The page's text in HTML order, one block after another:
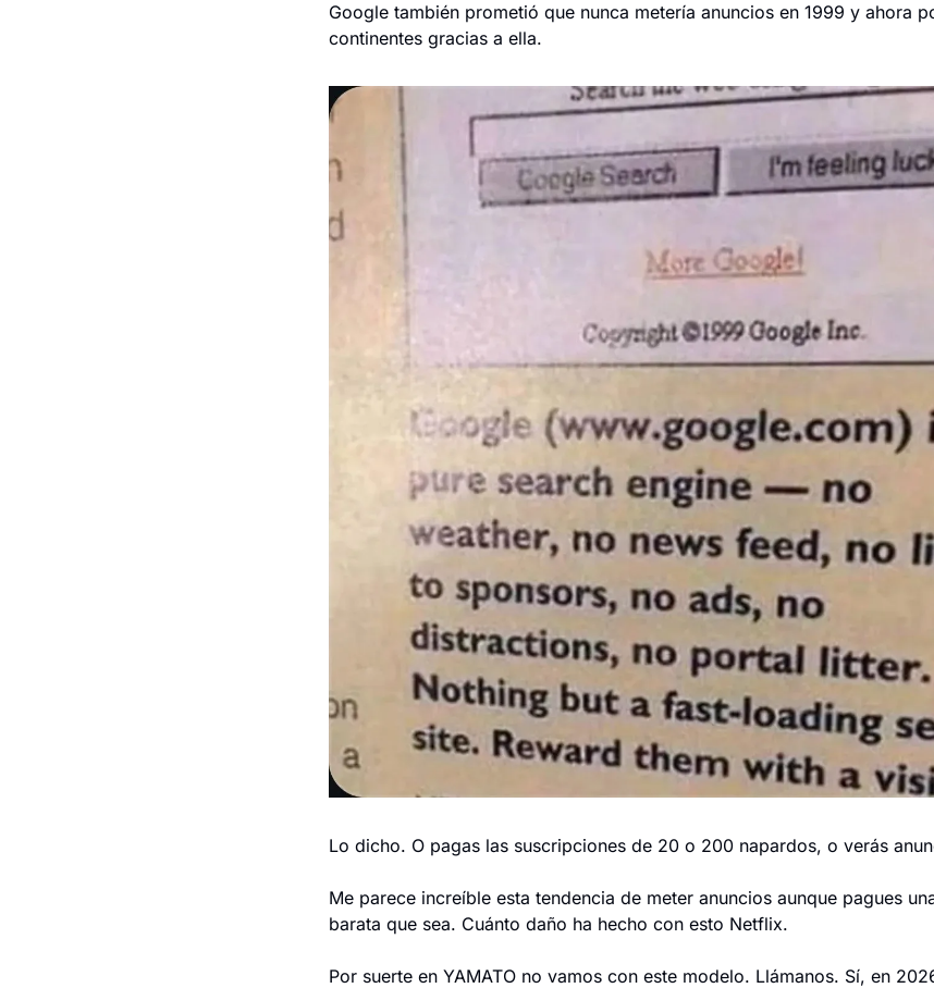
Google también prometió que nunca metería anuncios en 1999 y ahora
continentes gracias a ella.
Lo dicho. O pagas las suscripciones de 20 o 200 napardos, o verás
Me parece increíble esta tendencia de meter anuncios aunque pagues
barata que sea. Cuánto daño ha hecho con esto Netflix.
Por suerte en YAMATO no vamos con este modelo. Llámanos. Sí, en